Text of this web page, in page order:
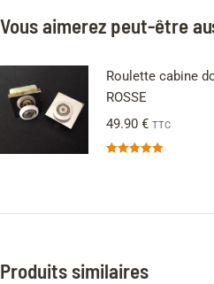
Vous aimerez peut-être
Roulette cabine
ROSSE
49.90 € TTC
Produits similaires